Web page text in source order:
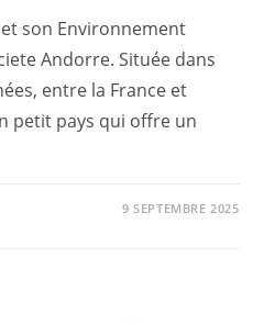
son Environnement
Andorre. Située dans
entre la France et
petit pays qui offre un
9 SEPTEMBRE 2025